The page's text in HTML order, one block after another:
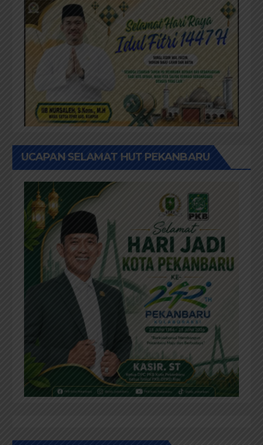
UCAPAN SELAMAT HUT PEKANBARU